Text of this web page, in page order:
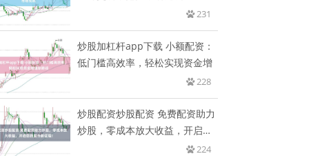
231
炒股加杠杆app下载 小额配资：
低门槛高效率，轻松实现资金增
228
炒股配资炒股配资 免费配资助力
炒股，零成本放大收益，开启您
224